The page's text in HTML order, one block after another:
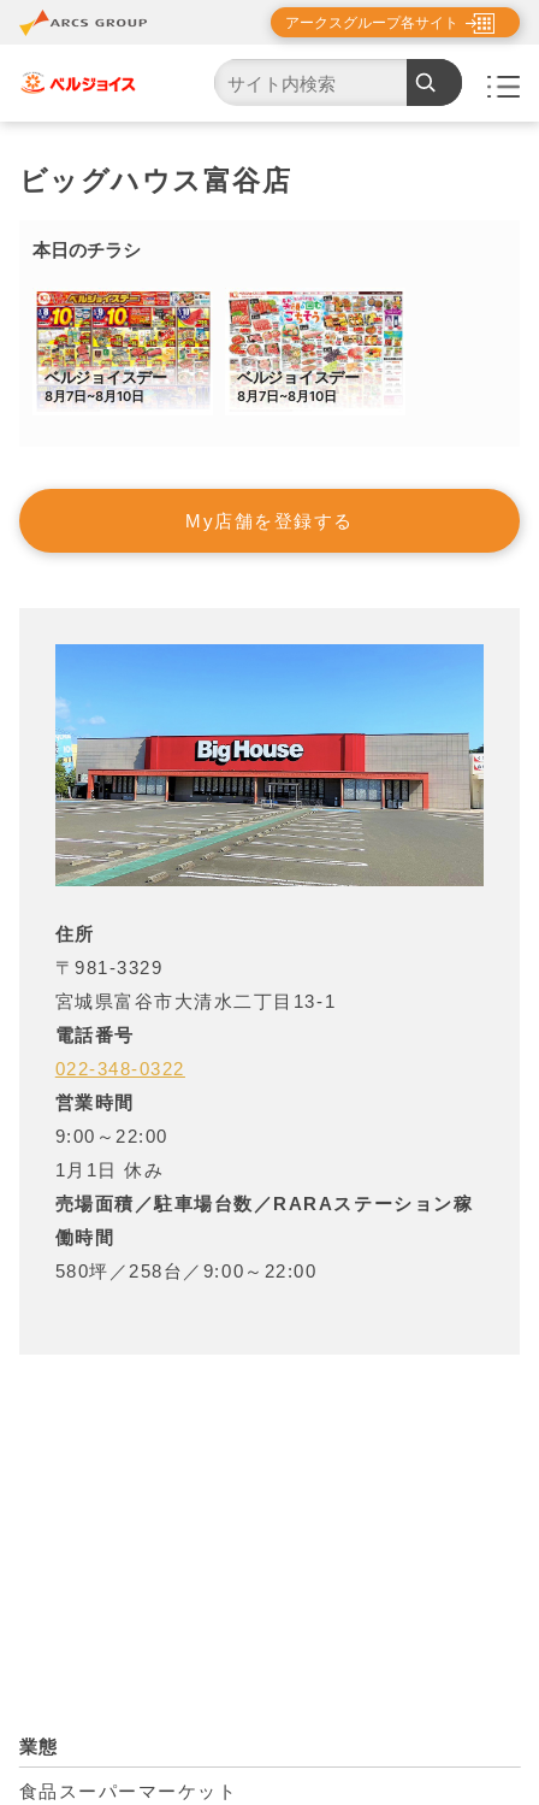
アークスグループ各サイト
TOP 店舗・チラシ検索 ビッグハウス富谷店
ビッグハウス富谷店
本日のチラシ
My店舗を登録する
住所
〒981-3329
宮城県富谷市大清水二丁目13-1
電話番号
022-348-0322
営業時間
9:00～22:00
1月1日 休み
売場面積／駐車場台数／RARAステーション稼
働時間
580坪 ／ 258台 ／ 9:00～22:00
業態
食品スーパーマーケット